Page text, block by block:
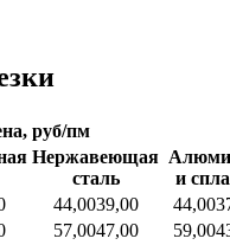
руб/пм
Нержавеющая
сталь
и
44,0039,00 44,00
57,0047,00 59,00